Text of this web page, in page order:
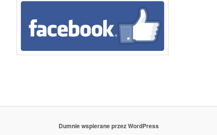
Dumnie wspierane przez WordPress